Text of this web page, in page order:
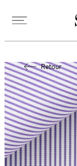
Retour